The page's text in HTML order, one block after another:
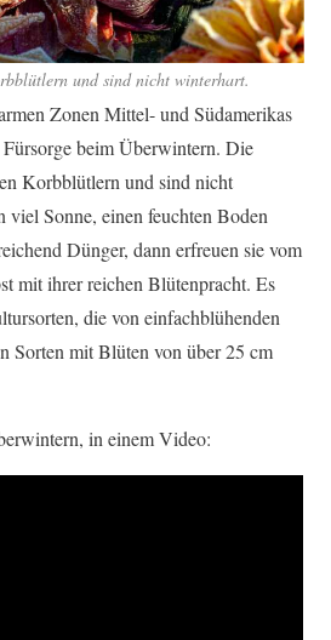
und sind nicht winterhart.
Zonen Mittel- und Südamerikas
beim Überwintern. Die
Korbblütlern und sind nicht
viel Sonne, einen feuchten Boden
Dünger, dann erfreuen sie vom
mit ihrer reichen Blütenpracht. Es
die von einfachblühenden
Sorten mit Blüten von über 25 cm
in einem Video: